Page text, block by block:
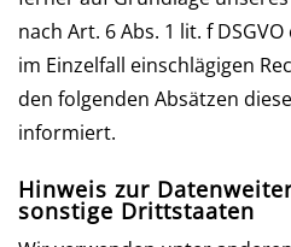
nach Art. 6 Abs. 1 lit. f
im Einzelfall einschlägigen
den folgenden Absätzen
informiert.
Hinweis zur
sonstige Drittstaaten